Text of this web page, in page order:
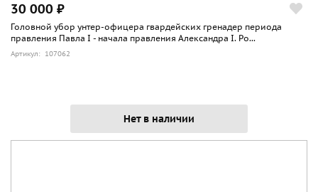
30 000 ₽
Головной убор унтер-офицера гвардейских гренадер периода
правления Павла I - начала правления Александра I. Ро...
Артикул: 107062
Нет в наличии